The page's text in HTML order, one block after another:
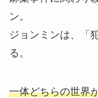
ン。
ジョンミンは、「
る。
一体どちらの世界